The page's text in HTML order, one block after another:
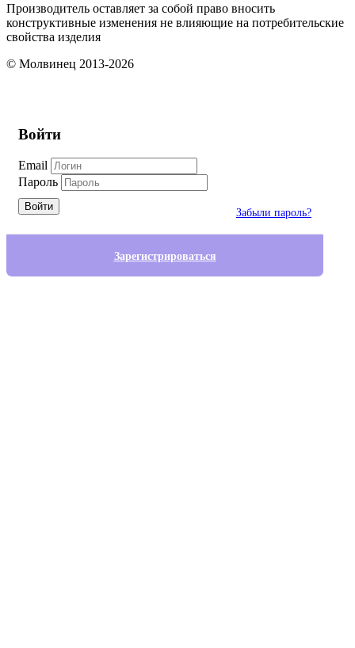
Производитель оставляет за собой право вносить
конструктивные изменения не влияющие на потребительские
свойства изделия
© Молвинец 2013-2026
Войти
Email
Пароль
Войти
Забыли пароль?
Зарегистрироваться